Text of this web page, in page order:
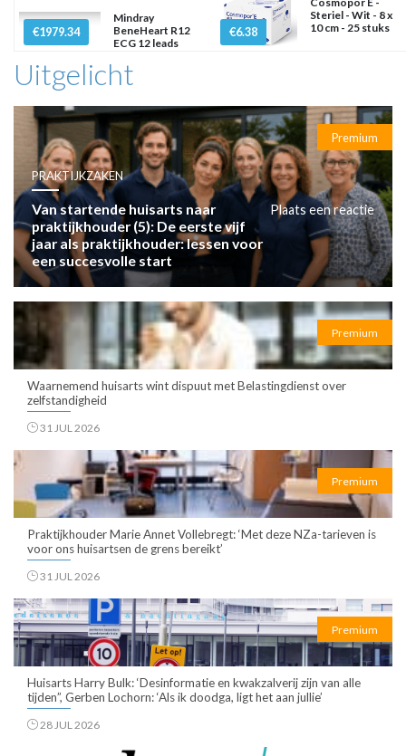
€1979.34
Mindray
BeneHeart R12
ECG 12 leads
€6.38
Steriel - Wit - 8 x
10 cm - 25 stuks
Uitgelicht
Premium
PRAKTIJKZAKEN
Van startende huisarts naar
praktijkhouder (5): De eerste vijf
jaar als praktijkhouder: lessen voor
een succesvolle start
Plaats een reactie
Premium
Waarnemend huisarts wint dispuut met Belastingdienst over
zelfstandigheid
31 JUL 2026
Premium
Praktijkhouder Marie Annet Vollebregt: ‘Met deze NZa-tarieven is
voor ons huisartsen de grens bereikt’
31 JUL 2026
Premium
Huisarts Harry Bulk: ‘Desinformatie en kwakzalverij zijn van alle
tijden”, Gerben Lochorn: ‘Als ik doodga, ligt het aan jullie’
28 JUL 2026